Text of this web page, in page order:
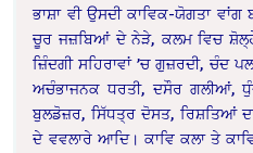
ਭਾਸ਼ਾ ਵੀ ਉਸਦੀ ਕਾਵਿਕ-ਯੋਗਤਾ
ਚੂਰ ਜਜ਼ਬਿਆਂ ਦੇ ਨੇੜੇ, ਕਲਮ ਵਿਚ
ਜ਼ਿੰਦਗੀ ਸਹਿਰਾਵਾਂ ’ਚ ਗੁਜ਼ਰਦੀ, ਚੰਦ
ਅਚੰਭਾਜਨਕ ਧਰਤੀ, ਦਸੌਰ ਗਲੀਆਂ,
ਬੁਲਡੋਜ਼ਰ, ਸਿੱਧਤ੍ਰ ਦੋਸਤ, ਰਿਸ਼ਤਿਆਂ
ਦੇ ਵਵਲਾਰੇ ਆਦਿ। ਕਾਵਿ ਕਲਾ ਤੇ